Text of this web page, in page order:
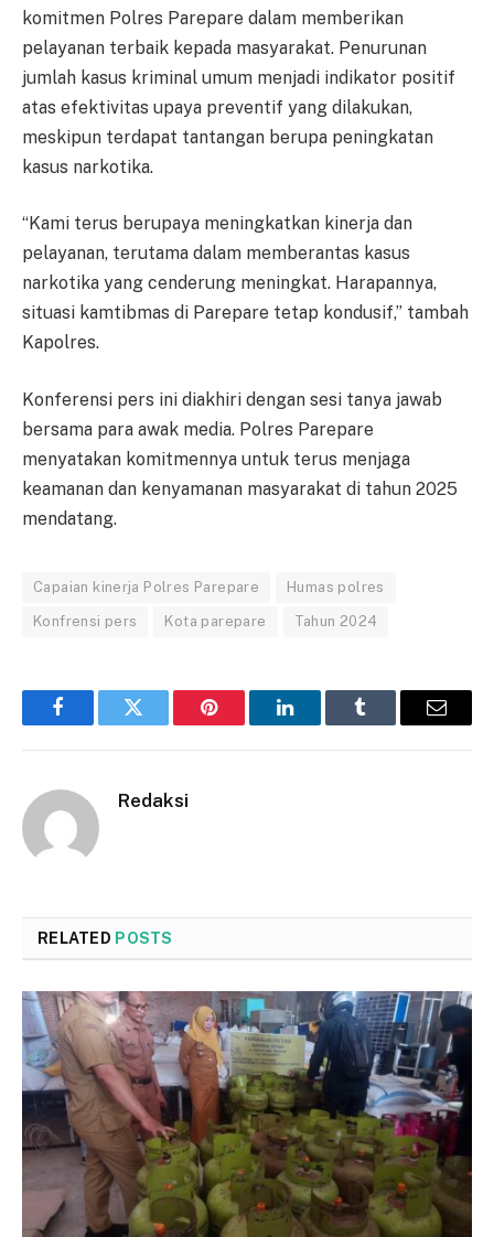
komitmen Polres Parepare dalam memberikan
pelayanan terbaik kepada masyarakat. Penurunan
jumlah kasus kriminal umum menjadi indikator positif
atas efektivitas upaya preventif yang dilakukan,
meskipun terdapat tantangan berupa peningkatan
kasus narkotika.
“Kami terus berupaya meningkatkan kinerja dan
pelayanan, terutama dalam memberantas kasus
narkotika yang cenderung meningkat. Harapannya,
situasi kamtibmas di Parepare tetap kondusif,” tambah
Kapolres.
Konferensi pers ini diakhiri dengan sesi tanya jawab
bersama para awak media. Polres Parepare
menyatakan komitmennya untuk terus menjaga
keamanan dan kenyamanan masyarakat di tahun 2025
mendatang.
Capaian kinerja Polres Parepare Humas polres
Konfrensi pers Kota parepare Tahun 2024
FacebookTwitter Pinterest LinkedInTumblr Email
Redaksi
RELATED POSTS